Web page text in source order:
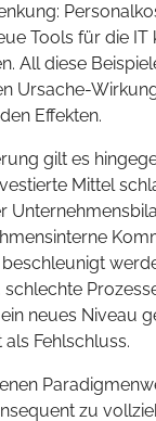
Tools für die IT
All diese
Ursache-
Effekten.
gilt es
Mittel
neues Niveau
Fehlschluss.
zu